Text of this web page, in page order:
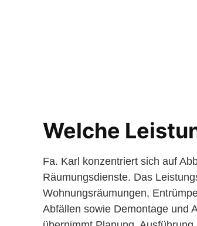
Welche
Fa. Karl konzentriert sich auf
Räumungsdienste. Das
Wohnungsräumungen,
Abfällen sowie Demontage und